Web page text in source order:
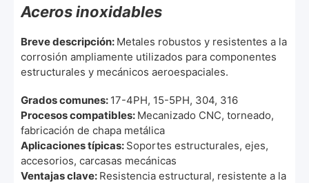
Aceros inoxidables
Breve descripción: Metales robustos y resistentes a la
corrosión ampliamente utilizados para componentes
estructurales y mecánicos aeroespaciales.
Grados comunes: 17-4PH, 15-5PH, 304, 316
Procesos compatibles: Mecanizado CNC, torneado,
fabricación de chapa metálica
Aplicaciones típicas: Soportes estructurales, ejes,
accesorios, carcasas mecánicas
Ventajas clave: Resistencia estructural, resistente a la